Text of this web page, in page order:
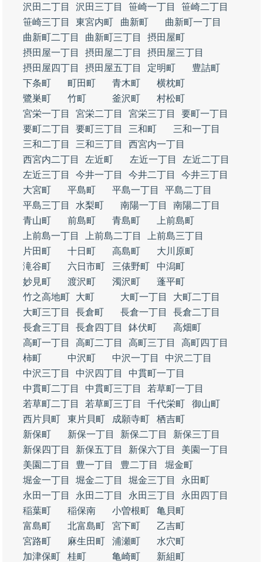
沢田二丁目
沢田三丁目 笹崎一丁目
笹崎二丁目
笹崎三丁目
東宮内町 曲新町
曲新町一丁目
曲新町二丁目
曲新町三丁目
摂田屋町
摂田屋一丁目
摂田屋二丁目
摂田屋三丁目
摂田屋四丁目
摂田屋五丁目 定明町
豊詰町
下条町
町田町 青木町
横枕町
鷺巣町
竹町 釜沢町
村松町
宮栄一丁目
宮栄二丁目 宮栄三丁目
要町一丁目
要町二丁目
要町三丁目 三和町
三和一丁目
三和二丁目
三和三丁目
西宮内一丁目
西宮内二丁目
左近町 左近一丁目
左近二丁目
左近三丁目
今井一丁目 今井二丁目
今井三丁目
大宮町
平島町 平島一丁目
平島二丁目
平島三丁目
水梨町 南陽一丁目
南陽二丁目
青山町
前島町 青島町
上前島町
上前島一丁目
上前島二丁目
上前島三丁目
片田町
十日町 高島町
大川原町
滝谷町
六日市町 三俵野町
中潟町
妙見町
渡沢町 濁沢町
蓬平町
竹之高地町
大町 大町一丁目
大町二丁目
大町三丁目
長倉町 長倉一丁目
長倉二丁目
長倉三丁目
長倉四丁目 鉢伏町
高畑町
高町一丁目
高町二丁目 高町三丁目
高町四丁目
柿町
中沢町 中沢一丁目
中沢二丁目
中沢三丁目
中沢四丁目
中貫町一丁目
中貫町二丁目
中貫町三丁目
若草町一丁目
若草町二丁目
若草町三丁目 千代栄町
御山町
西片貝町
東片貝町 成願寺町
栖吉町
新保町
新保一丁目 新保二丁目
新保三丁目
新保四丁目
新保五丁目 新保六丁目
美園一丁目
美園二丁目
豊一丁目 豊二丁目
堀金町
堀金一丁目
堀金二丁目 堀金三丁目
永田町
永田一丁目
永田二丁目 永田三丁目
永田四丁目
稲葉町
稲保南 小曽根町
亀貝町
富島町
北富島町 宮下町
乙吉町
宮路町
麻生田町 浦瀬町
水穴町
加津保町
桂町 亀崎町
新組町